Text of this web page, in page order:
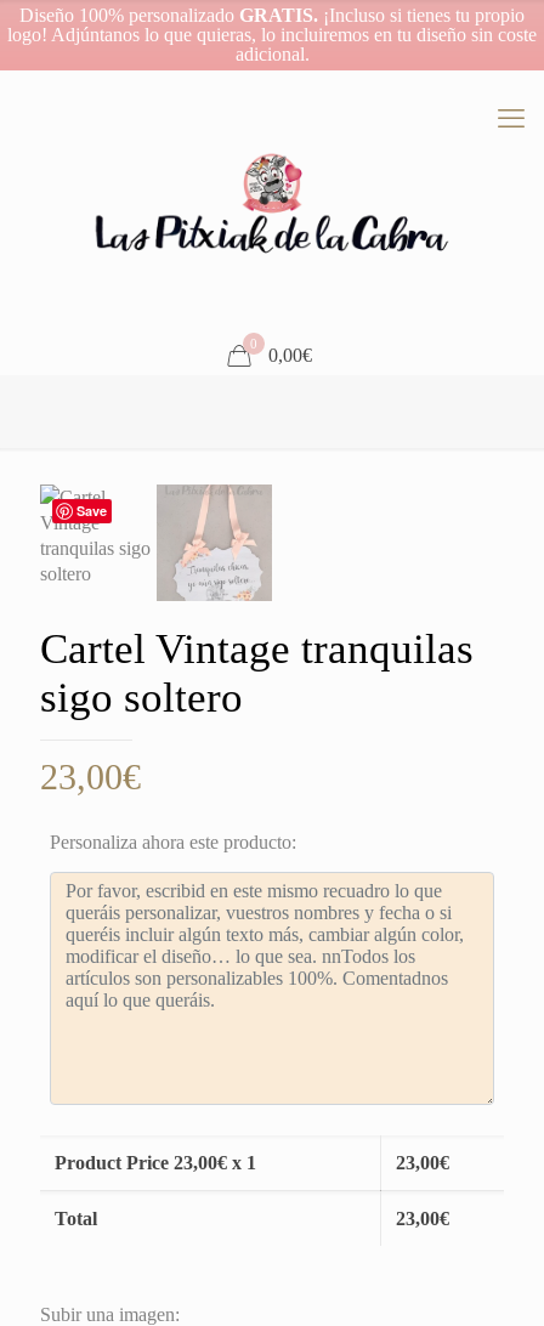
Diseño 100% personalizado GRATIS. ¡Incluso si tienes tu propio
logo! Adjúntanos lo que quieras, lo incluiremos en tu diseño sin coste
adicional.
0
0,00€
Save
Cartel Vintage tranquilas
sigo soltero
23,00€
Personaliza ahora este producto:
Product Price 23,00€ x 1 23,00€
Total 23,00€
Subir una imagen: